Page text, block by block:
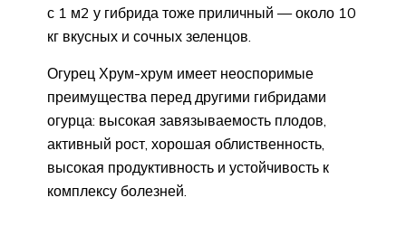
с 1 м2 у гибрида тоже приличный — около 10
кг вкусных и сочных зеленцов.
Огурец Хрум-хрум имеет неоспоримые
преимущества перед другими гибридами
огурца: высокая завязываемость плодов,
активный рост, хорошая облиственность,
высокая продуктивность и устойчивость к
комплексу болезней.